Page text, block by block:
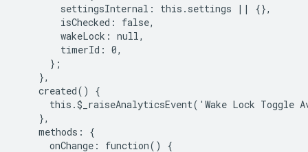
        settingsInternal: this.settings || {},
        isChecked: false,
        wakeLock: null,
        timerId: 0,
      };
    },
    created() {
this.$_raiseAnalyticsEvent('Wake Lock Toggle
    },
    methods: {
      onChange: function() {